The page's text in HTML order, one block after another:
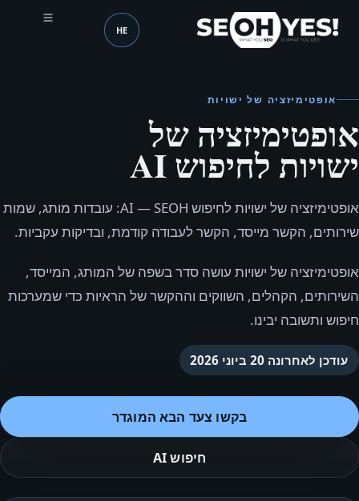
SEOH שפה (mobile header)
HE
אופטימיזציה של ישויות
אופטימיזציה של
ישויות לחיפוש AI
אופטימיזציה של ישויות לחיפוש AI — SEOH: עובדות מותג, שמות
שירותים, הקשר מייסד, הקשר לעבודה קודמת, ובדיקות עקביות.
אופטימיזציה של ישויות עושה סדר בשפה של המותג, המייסד,
השירותים, הקהלים, השווקים וההקשר של הראיות כדי שמערכות
חיפוש ותשובה יבינו.
עודכן לאחרונה 20 ביוני 2026
בקשו צעד הבא המוגדר
חיפוש AI